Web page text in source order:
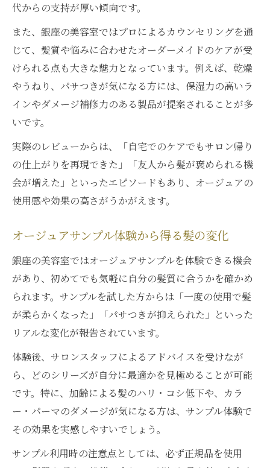
代からの支持が厚い傾向です。
また、銀座の美容室ではプロによるカウンセリングを通
じて、髪質や悩みに合わせたオーダーメイドのケアが受
けられる点も大きな魅力となっています。例えば、乾燥
やうねり、パサつきが気になる方には、保湿力の高いラ
インやダメージ補修力のある製品が提案されることが多
いです。
実際のレビューからは、「自宅でのケアでもサロン帰り
の仕上がりを再現できた」「友人から髪が褒められる機
会が増えた」といったエピソードもあり、オージュアの
使用感や効果の高さがうかがえます。
オージュアサンプル体験から得る髪の変化
銀座の美容室ではオージュアサンプルを体験できる機会
があり、初めてでも気軽に自分の髪質に合うかを確かめ
られます。サンプルを試した方からは「一度の使用で髪
が柔らかくなった」「パサつきが抑えられた」といった
リアルな変化が報告されています。
体験後、サロンスタッフによるアドバイスを受けなが
ら、どのシリーズが自分に最適かを見極めることが可能
です。特に、加齢による髪のハリ・コシ低下や、カラ
ー・パーマのダメージが気になる方は、サンプル体験で
その効果を実感しやすいでしょう。
サンプル利用時の注意点としては、必ず正規品を使用